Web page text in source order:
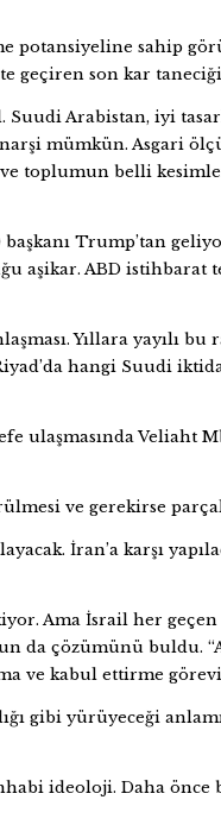
sahip
geçiren son kar
Arabistan, iyi
mümkün. Asgari
ve toplumun belli
Trump’tan
aşikar. ABD
Yıllara yayılı
hangi Suudi
Veliaht
ve gerekirse
İran’a karşı
Ama İsrail her
çözümünü buldu.
ve kabul ettirme
yürüyeceği
ideoloji. Daha önce